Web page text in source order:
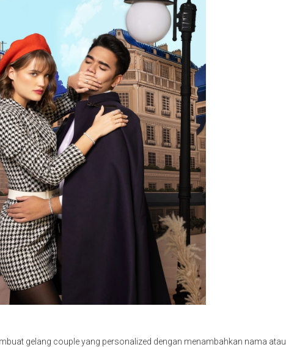
gelang couple yang personalized dengan menambahkan nama atau